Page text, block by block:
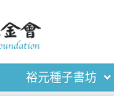
裕元種子書坊